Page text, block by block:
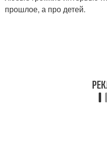
прошлое, а про детей.